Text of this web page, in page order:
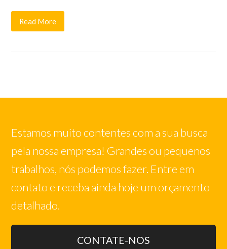
Read More
Estamos muito contentes com a sua busca
pela nossa empresa! Grandes ou pequenos
trabalhos, nós podemos fazer. Entre em
contato e receba ainda hoje um orçamento
detalhado.
CONTATE-NOS